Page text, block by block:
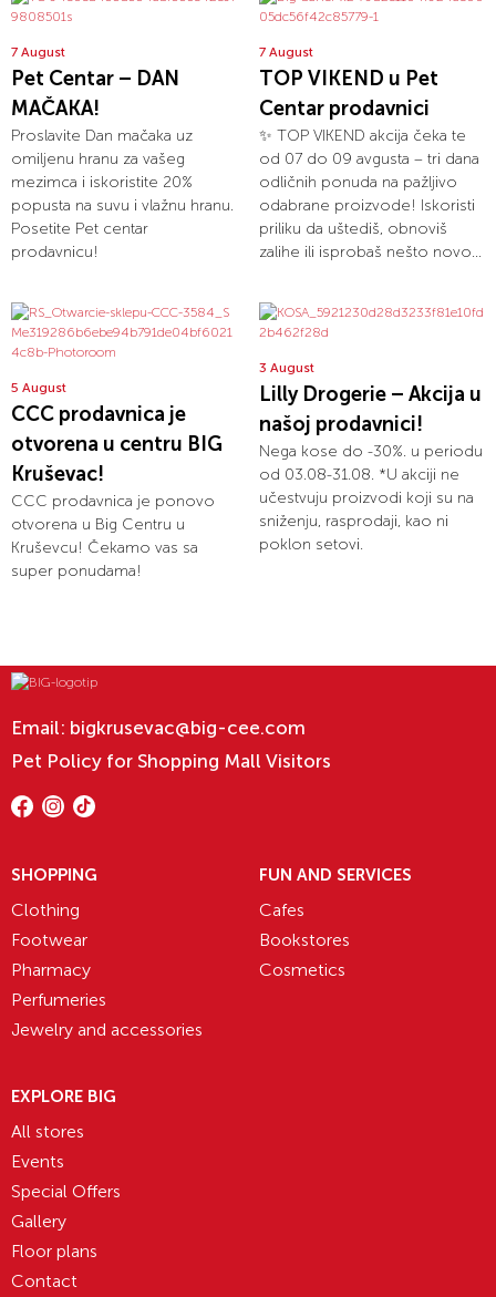
7 August
Pet Centar – DAN
MAČAKA!
Proslavite Dan mačaka uz
omiljenu hranu za vašeg
mezimca i iskoristite 20%
popusta na suvu i vlažnu hranu.
Posetite Pet centar
prodavnicu!
7 August
TOP VIKEND u Pet
Centar prodavnici
✨ TOP VIKEND akcija čeka te
od 07 do 09 avgusta – tri dana
odličnih ponuda na pažljivo
odabrane proizvode! Iskoristi
priliku da uštediš, obnoviš
zalihe ili isprobaš nešto novo...
5 August
CCC prodavnica je
otvorena u centru BIG
Kruševac!
CCC prodavnica je ponovo
otvorena u Big Centru u
Kruševcu! Čekamo vas sa
super ponudama!
3 August
Lilly Drogerie – Akcija u
našoj prodavnici!
Nega kose do -30%. u periodu
od 03.08-31.08. *U akciji ne
učestvuju proizvodi koji su na
sniženju, rasprodaji, kao ni
poklon setovi.
Email: bigkrusevac@big-cee.com
Pet Policy for Shopping Mall Visitors
SHOPPING
Clothing
Footwear
Pharmacy
Perfumeries
Jewelry and accessories
FUN AND SERVICES
Cafes
Bookstores
Cosmetics
EXPLORE BIG
All stores
Events
Special Offers
Gallery
Floor plans
Contact